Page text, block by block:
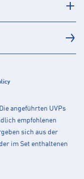
angeführten UVPs
empfohlenen
sich aus der
im Set enthaltenen